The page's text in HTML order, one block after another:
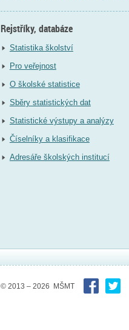
Rejstříky, databáze
Statistika školství
Pro veřejnost
O školské statistice
Sběry statistických dat
Statistické výstupy a analýzy
Číselníky a klasifikace
Adresáře školských institucí
© 2013 – 2026 MŠMT